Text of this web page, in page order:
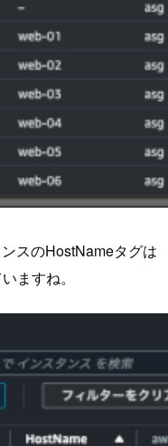
スのHostNameタグは
ますね。